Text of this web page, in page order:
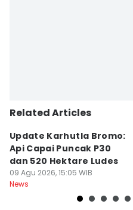
Related Articles
Update Karhutla Bromo:
Api Capai Puncak P30
dan 520 Hektare Ludes
09 Agu 2026, 15:05 WIB
News